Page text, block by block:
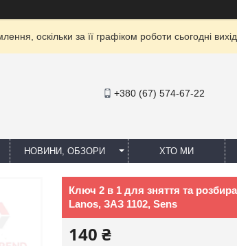
оскільки за її графіком роботи сьогодні
+380 (67) 574-67-22
НОВИНИ, ОБЗОРИ ХТО МИ
Ключ 2 в 1 для зняття та
Lanos, ЗАЗ 1102, Sens
140 ₴